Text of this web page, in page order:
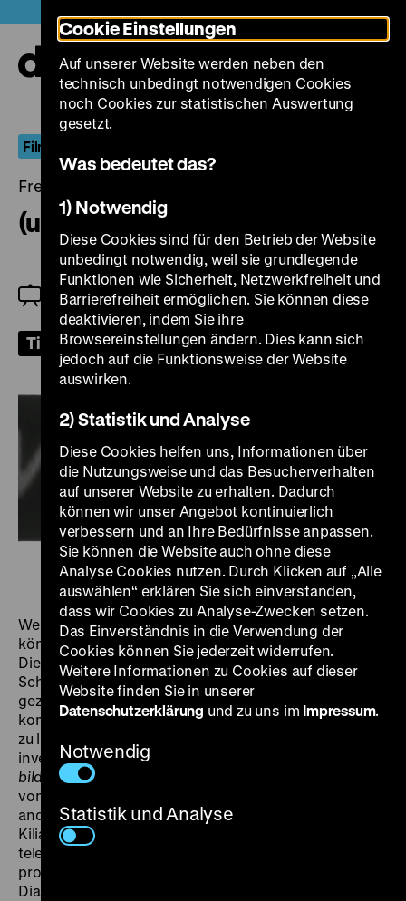
zum
Seiteninhalt
springen
FilmDokument
Freitag, 18. Oktober 2024, 18.00 Uhr
(un)behauste bilder
Einführung: Tereza Nekulová und Lukas
Schneider
Tickets
Wem begegnen wir in historischen Privatfilmen? Was
können wir erkennen? Warum schauen wir sie uns an?
Diese Fragen stellen sich, wenn private
Schmalfilmaufnahmen nicht mehr im familiären Kreis
gezeigt und von den Gefilmten oder Filmenden
kommentiert werden, sondern - statt auf Dachböden
zu liegen - in Archiven aufbewahrt und dort
inventarisiert werden. Das Programm
bilder
stellt vier private Filmsammlungen vor: Bilder
von Familienfeiern, Spaziergängen, Parkbesuchen und
anderen Freizeitvergnügen. Zum Abschluss tritt Bernd
KiliansJunge Deutsche im Mai
teleskopischen Porträtaufnahmen von
protestierenden Neonazis in einen ambivalenten
Dialog mit den zuvor gezeigten Familienbildern. (tn/ls)
Cookie Einstellungen
Auf unserer Website werden neben den
technisch unbedingt notwendigen Cookies
noch Cookies zur statistischen Auswertung
gesetzt.
Was bedeutet das?
1) Notwendig
Diese Cookies sind für den Betrieb der Website
unbedingt notwendig, weil sie grundlegende
Funktionen wie Sicherheit, Netzwerkfreiheit und
Barrierefreiheit ermöglichen. Sie können diese
deaktivieren, indem Sie ihre
Browsereinstellungen ändern. Dies kann sich
jedoch auf die Funktionsweise der Website
auswirken.
2) Statistik und Analyse
Diese Cookies helfen uns, Informationen über
die Nutzungsweise und das Besucherverhalten
auf unserer Website zu erhalten. Dadurch
können wir unser Angebot kontinuierlich
verbessern und an Ihre Bedürfnisse anpassen.
Sie können die Website auch ohne diese
Analyse Cookies nutzen. Durch Klicken auf „Alle
auswählen“ erklären Sie sich einverstanden,
dass wir Cookies zu Analyse-Zwecken setzen.
Das Einverständnis in die Verwendung der
Cookies können Sie jederzeit widerrufen.
Weitere Informationen zu Cookies auf dieser
Website finden Sie in unserer
Datenschutzerklärung und zu uns im Impressum.
Notwendig
Statistik und Analyse